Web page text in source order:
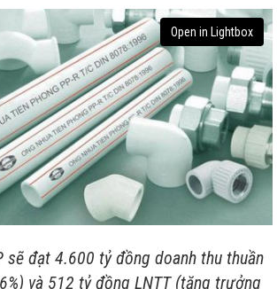
Open in Lightbox
sẽ đạt 4.600 tỷ đồng doanh thu thuần
và 512 tỷ đồng LNTT (tăng trưởng